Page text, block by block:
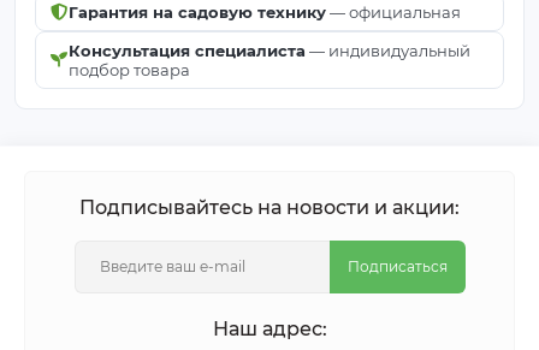
Гарантия на садовую технику— официальная
Консультация специалиста — индивидуальный
подбор товара
Подписывайтесь на новости и акции:
Подписаться
Наш адрес: